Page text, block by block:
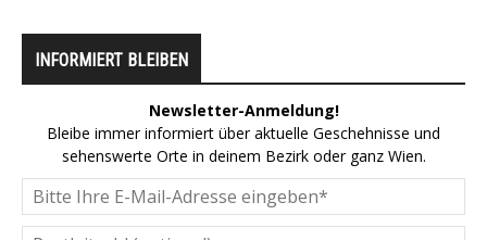
INFORMIERT BLEIBEN
Newsletter-Anmeldung!
Bleibe immer informiert über aktuelle Geschehnisse und
sehenswerte Orte in deinem Bezirk oder ganz Wien.